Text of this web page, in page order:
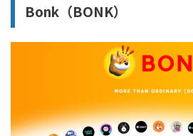
Bonk（BONK）